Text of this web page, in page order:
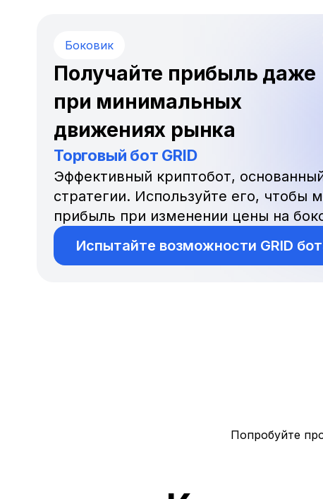
Боковик
Получайте прибыль даже
при минимальных
движениях рынка
Торговый бот GRID
Эффективный криптобот,
стратегии. Используйте его, чтобы
прибыль при изменении цены на
Испытайте возможности GRID
Попробуйте